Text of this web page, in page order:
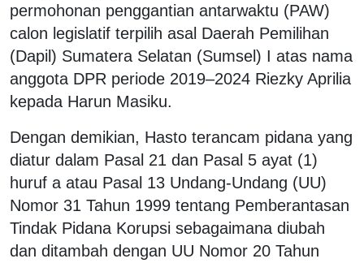
permohonan penggantian antarwaktu (PAW)
calon legislatif terpilih asal Daerah Pemilihan
(Dapil) Sumatera Selatan (Sumsel) I atas nama
anggota DPR periode 2019–2024 Riezky Aprilia
kepada Harun Masiku.
Dengan demikian, Hasto terancam pidana yang
diatur dalam Pasal 21 dan Pasal 5 ayat (1)
huruf a atau Pasal 13 Undang-Undang (UU)
Nomor 31 Tahun 1999 tentang Pemberantasan
Tindak Pidana Korupsi sebagaimana diubah
dan ditambah dengan UU Nomor 20 Tahun